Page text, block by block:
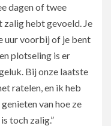
dagen of twee
hebt gevoeld. Je
uur voorbij of je bent
plotseling is er
Bij onze laatste
ratelen, en ik heb
van hoe ze
toch zalig.”